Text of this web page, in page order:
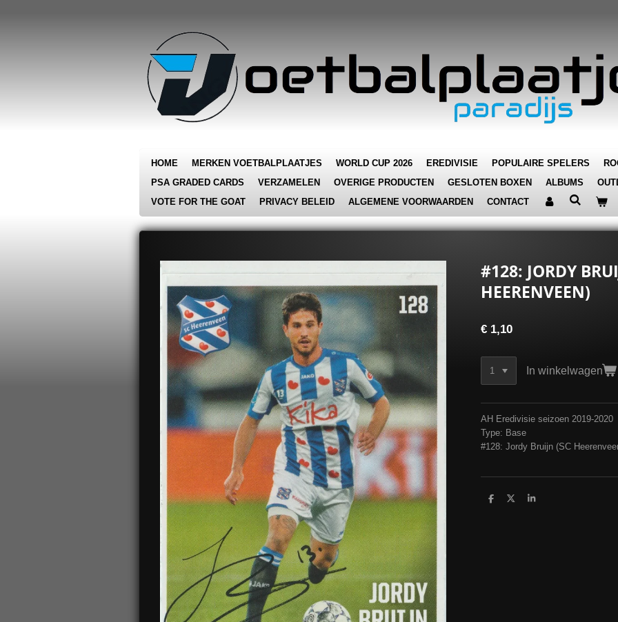
HOME MERKEN VOETBALPLAATJES WORLD CUP 2026 EREDIVISIE POPULAIRE SPELERS
PSA GRADED CARDS
VERZAMELEN OVERIGE PRODUCTEN GESLOTEN BOXEN ALBUMS
VOTE FOR THE GOAT
PRIVACY BELEID ALGEMENE VOORWAARDEN CONTACT
#128: JORDY
HEERENVEEN)
€ 1,10
In winkelwagen
AH Eredivisie seizoen 2019-2020
Type: Base
#128: Jordy Bruijn (SC
D
D
S